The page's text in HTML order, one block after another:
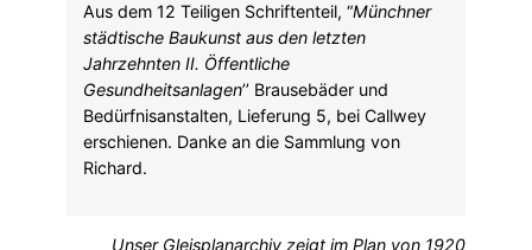
Aus dem 12 Teiligen Schriftenteil, “Münchner
städtische Baukunst aus den letzten
Jahrzehnten II. Öffentliche
Gesundheitsanlagen’’ Brausebäder und
Bedürfnisanstalten, Lieferung 5, bei Callwey
erschienen. Danke an die Sammlung von
Richard.
Unser Gleisplanarchiv zeigt im Plan von 1920